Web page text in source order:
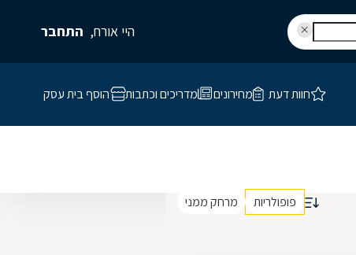
היי אורח, התחבר
חוות דעת מחירונים מדריכים וכתבות הוסף בית עסק
פופולריות מרחק ממני